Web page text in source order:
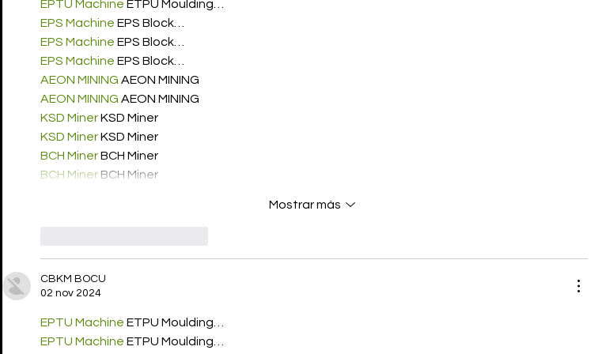
EPTU Machine ETPU Moulding…
EPS Machine EPS Block…
EPS Machine EPS Block…
EPS Machine EPS Block…
AEON MINING AEON MINING
AEON MINING AEON MINING
KSD Miner KSD Miner
KSD Miner KSD Miner
BCH Miner BCH Miner
BCH Miner BCH Miner
Mostrar más
CBKM BOCU
02 nov 2024
EPTU Machine ETPU Moulding…
EPTU Machine ETPU Moulding…